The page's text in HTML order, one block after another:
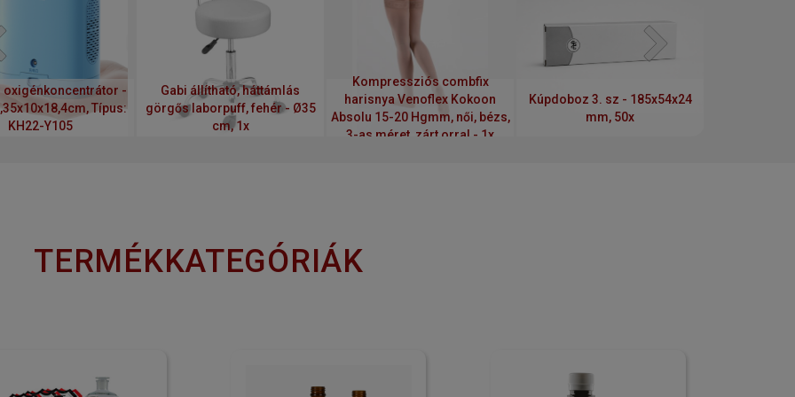
oxigénkoncentrátor -
Típus:
KH22-Y105
Gabi állítható, háttámlás
görgős laborpuff, fehér - Ø35
cm, 1x
Kompressziós combfix
harisnya Venoflex Kokoon
Absolu 15-20 Hgmm, női, bézs,
3-as méret, zárt orral - 1x
Kúpdoboz 3. sz - 185x54x24
mm, 50x
TERMÉKKATEGÓRIÁK